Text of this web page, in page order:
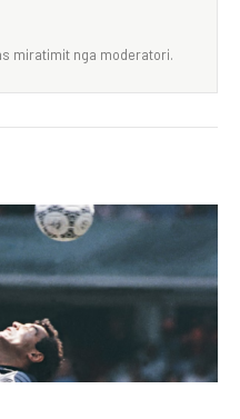
miratimit nga moderatori.